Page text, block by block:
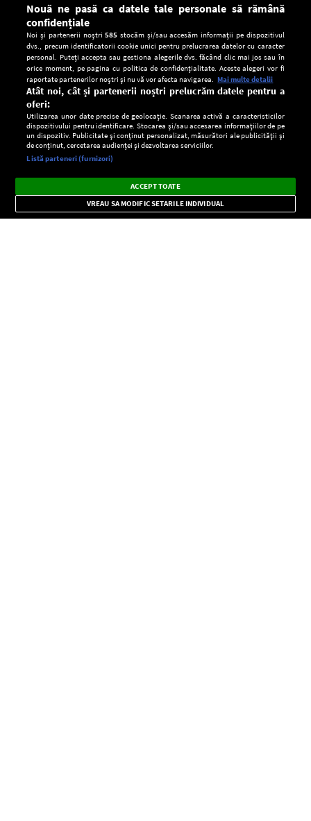
CONFIDENŢIALITATE
Setări:
Dark
Mode
Radio live, podcasturi, știri și alerte
importante.
×
Nouă ne pasă ca datele tale personale să rămână
confidențiale
Noi și partenerii noștri585 stocăm și/sau accesăm informații pe dispozitivul
dvs., precum identificatorii cookie unici pentru prelucrarea datelor cu caracter
personal. Puteți accepta sau gestiona alegerile dvs. făcând clic mai jos sau în
orice moment, pe pagina cu politica de confidențialitate. Aceste alegeri vor fi
raportate partenerilor noștri și nu vă vor afecta navigarea. Mai multe detalii
Atât noi, cât și partenerii noștri prelucrăm datele pentru a
oferi:
Utilizarea unor date precise de geolocație. Scanarea activă a caracteristicilor
dispozitivului pentru identificare. Stocarea și/sau accesarea informațiilor de pe
un dispozitiv. Publicitate și conținut personalizat, măsurători ale publicității și
de conținut, cercetarea audienței și dezvoltarea serviciilor.
Listă parteneri (furnizori)
ACCEPT TOATE
VREAU SA MODIFIC SETARILE INDIVIDUAL